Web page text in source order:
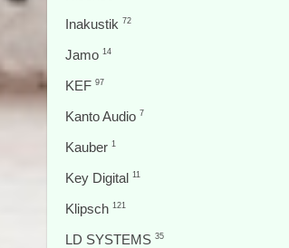
Inakustik 72
Jamo 14
KEF 97
Kanto Audio 7
Kauber 1
Key Digital 11
Klipsch 121
LD SYSTEMS 35